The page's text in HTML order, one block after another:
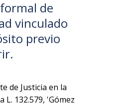
de
vinculado
previo
de Justicia en la
L. 132.579, 'Gómez